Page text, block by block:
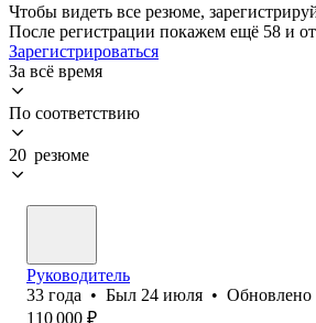
Чтобы видеть все резюме,
После регистрации покажем ещё 58 и
Зарегистрироваться
За всё время
По соответствию
20 резюме
Руководитель
33 года • Был 24 июля • Обновлено
110 000 ₽